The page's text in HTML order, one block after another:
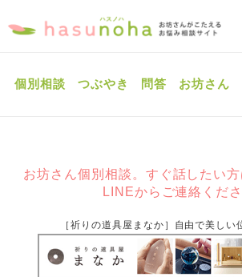
個別相談 つぶやき 問答 お坊さん
お坊さん個別相談。すぐ話したい
LINEからご連絡くだ
［祈りの道具屋まなか］自由で美しい